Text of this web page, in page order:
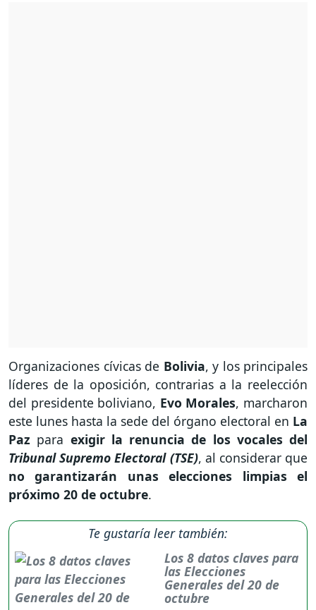
Organizaciones cívicas de Bolivia, y los principales
líderes de la oposición, contrarias a la reelección
del presidente boliviano, Evo Morales, marcharon
este lunes hasta la sede del órgano electoral en La
Paz para exigir la renuncia de los vocales del
Tribunal Supremo Electoral (TSE), al considerar que
no garantizarán unas elecciones limpias el
próximo 20 de octubre.
Te gustaría leer también:
Los 8 datos claves para
las Elecciones
Generales del 20 de
octubre